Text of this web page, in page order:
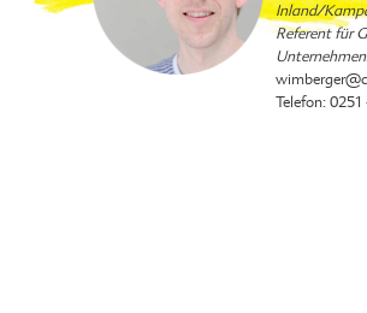
Inland/
Referent für
wimberger
Telefon: 0251